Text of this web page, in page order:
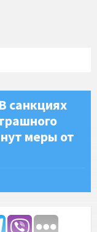
санкциях
меры от